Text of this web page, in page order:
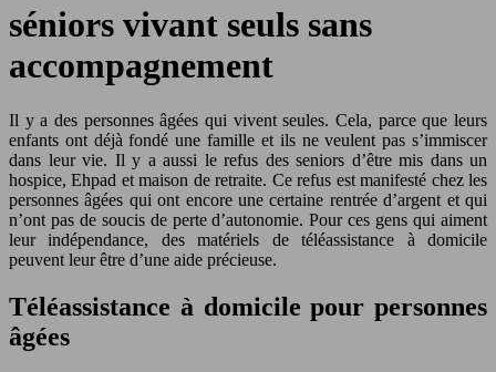
séniors vivant seuls sans
accompagnement
Il y a des personnes âgées qui vivent seules. Cela, parce que leurs
enfants ont déjà fondé une famille et ils ne veulent pas s’immiscer
dans leur vie. Il y a aussi le refus des seniors d’être mis dans un
hospice, Ehpad et maison de retraite. Ce refus est manifesté chez les
personnes âgées qui ont encore une certaine rentrée d’argent et qui
n’ont pas de soucis de perte d’autonomie. Pour ces gens qui aiment
leur indépendance, des matériels de téléassistance à domicile
peuvent leur être d’une aide précieuse.
Téléassistance à domicile pour personnes
âgées